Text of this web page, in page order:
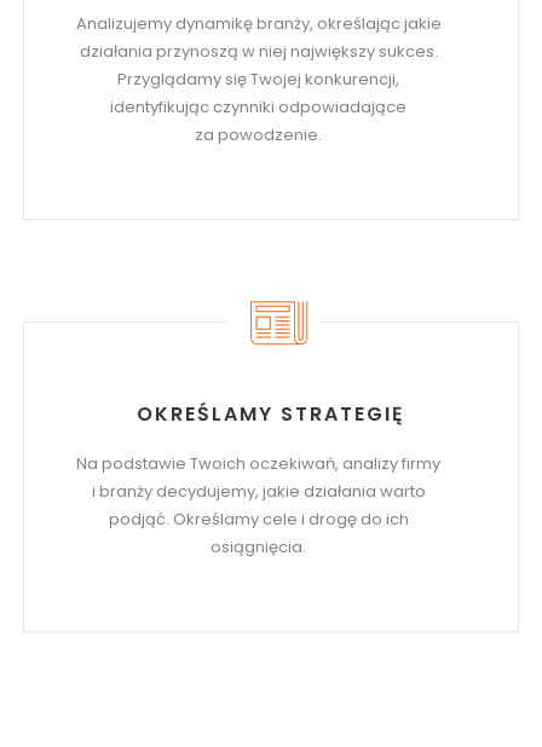
Analizujemy dynamikę branży, określając jakie
działania przynoszą w niej największy sukces.
Przyglądamy się Twojej konkurencji,
identyfikując czynniki odpowiadające
za powodzenie.
OKREŚLAMY STRATEGIĘ
Na podstawie Twoich oczekiwań, analizy firmy
i branży decydujemy, jakie działania warto
podjąć. Określamy cele i drogę do ich
osiągnięcia.